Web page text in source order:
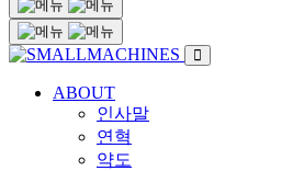
ABOUT
인사말
연혁
약도